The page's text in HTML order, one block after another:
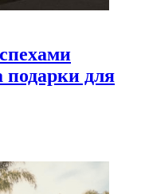
подарки для